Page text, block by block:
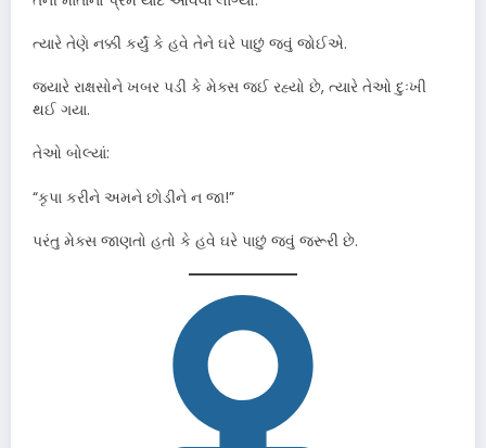
ત્યારે તેણે નક્કી કર્યું કે હવે તેને ઘરે પાછું જવું જોઈએ.
જ્યારે રાક્ષસોને ખબર પડી કે મેક્સ જઈ રહ્યો છે, ત્યારે તેઓ દુઃખી
થઈ ગયા.
તેઓ બોલ્યાં:
“કૃપા કરીને અમને છોડીને ન જા!”
પરંતુ મેક્સ જાણતો હતો કે હવે ઘરે પાછું જવું જરૂરી છે.